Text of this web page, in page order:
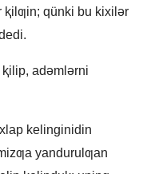
ⱪilƣin; qünki bu kixilǝr
adǝmlǝrni
kelinginidin
yandurulƣan